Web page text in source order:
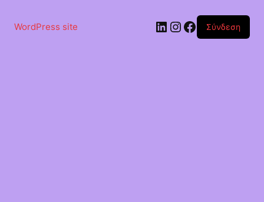
περιεχόμενο
WordPress site Linkedin
Instagram
Facebook
Σύνδεση